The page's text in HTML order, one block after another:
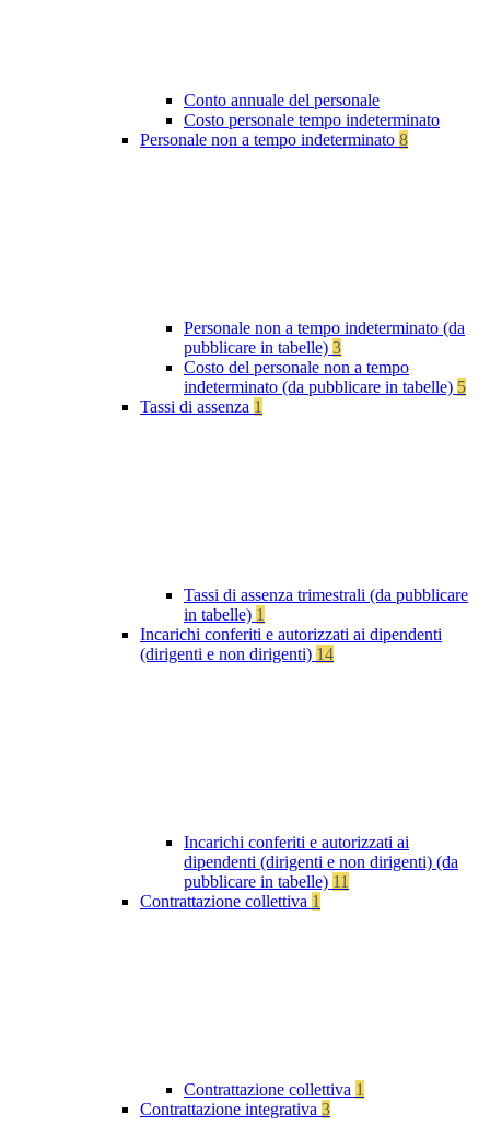
Conto annuale del personale
Costo personale tempo indeterminato
Personale non a tempo indeterminato 8
Personale non a tempo indeterminato (da
pubblicare in tabelle) 3
Costo del personale non a tempo
indeterminato (da pubblicare in tabelle) 5
Tassi di assenza 1
Tassi di assenza trimestrali (da pubblicare
in tabelle) 1
Incarichi conferiti e autorizzati ai dipendenti
(dirigenti e non dirigenti) 14
Incarichi conferiti e autorizzati ai
dipendenti (dirigenti e non dirigenti) (da
pubblicare in tabelle) 11
Contrattazione collettiva 1
Contrattazione collettiva 1
Contrattazione integrativa 3